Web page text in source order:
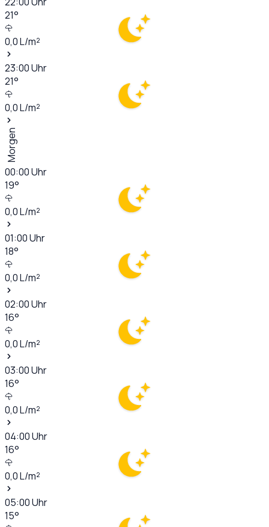
21°
0,0L/m²
23:00Uhr
21°
0,0L/m²
Morgen
00:00Uhr
19°
0,0L/m²
01:00Uhr
18°
0,0L/m²
02:00Uhr
16°
0,0L/m²
03:00Uhr
16°
0,0L/m²
04:00Uhr
16°
0,0L/m²
05:00Uhr
15°